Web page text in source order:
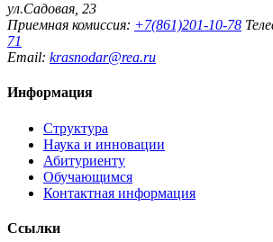
ул.Садовая, 23
Приемная комиссия: +7(861)201-10-78
71
Email: krasnodar@rea.ru
Информация
Структура
Наука и инновации
Абитуриенту
Обучающимся
Контактная информация
Ссылки